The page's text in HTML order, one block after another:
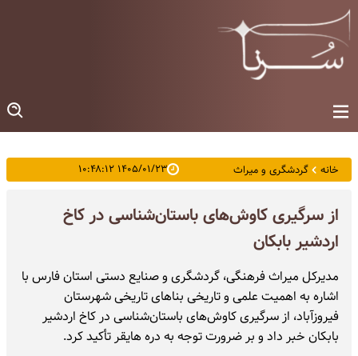
خانه گردشگری و میراث ۱۴۰۵/۰۱/۲۳ ۱۰:۴۸:۱۲
از سرگیری کاوش‌های باستان‌شناسی در کاخ
اردشیر بابکان
مدیرکل میراث فرهنگی، گردشگری و صنایع دستی استان فارس با
اشاره به اهمیت علمی و تاریخی بناهای تاریخی شهرستان
فیروزآباد، از سرگیری کاوش‌های باستان‌شناسی در کاخ اردشیر
بابکان خبر داد و بر ضرورت توجه به دره هایقر تأکید کرد.